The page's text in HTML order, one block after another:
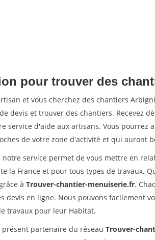
pour trouver des
et vous cherchez des chantiers
devis et trouver des chantiers. Recevez
service d'aide aux artisans. Vous pourrez
de votre zone d'activité et qui auront
service permet de vous mettre en
la France et pour tous types de travaux.
à Trouver-chantier-menuiserie.fr.
devis en ligne. Nous pouvons facilement
travaux pour leur Habitat.
présent partenaire du réseau Trouver-